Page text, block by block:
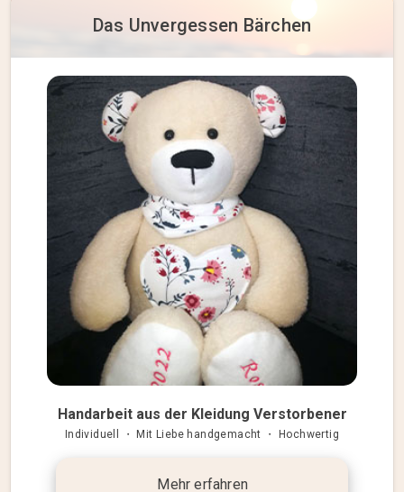
Das Unvergessen Bärchen
Handarbeit aus der Kleidung Verstorbener
Individuell ・ Mit Liebe handgemacht ・ Hochwertig
Mehr erfahren